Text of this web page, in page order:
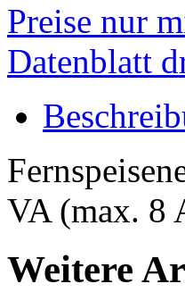
Preise nur
Datenblatt
VA (max. 8
Weitere